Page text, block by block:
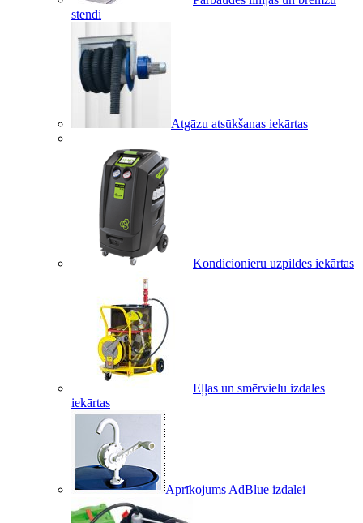
stendi
Atgāzu atsūkšanas iekārtas
Kondicionieru uzpildes iekārtas
Eļļas un smērvielu izdales
iekārtas
Aprīkojums AdBlue izdalei